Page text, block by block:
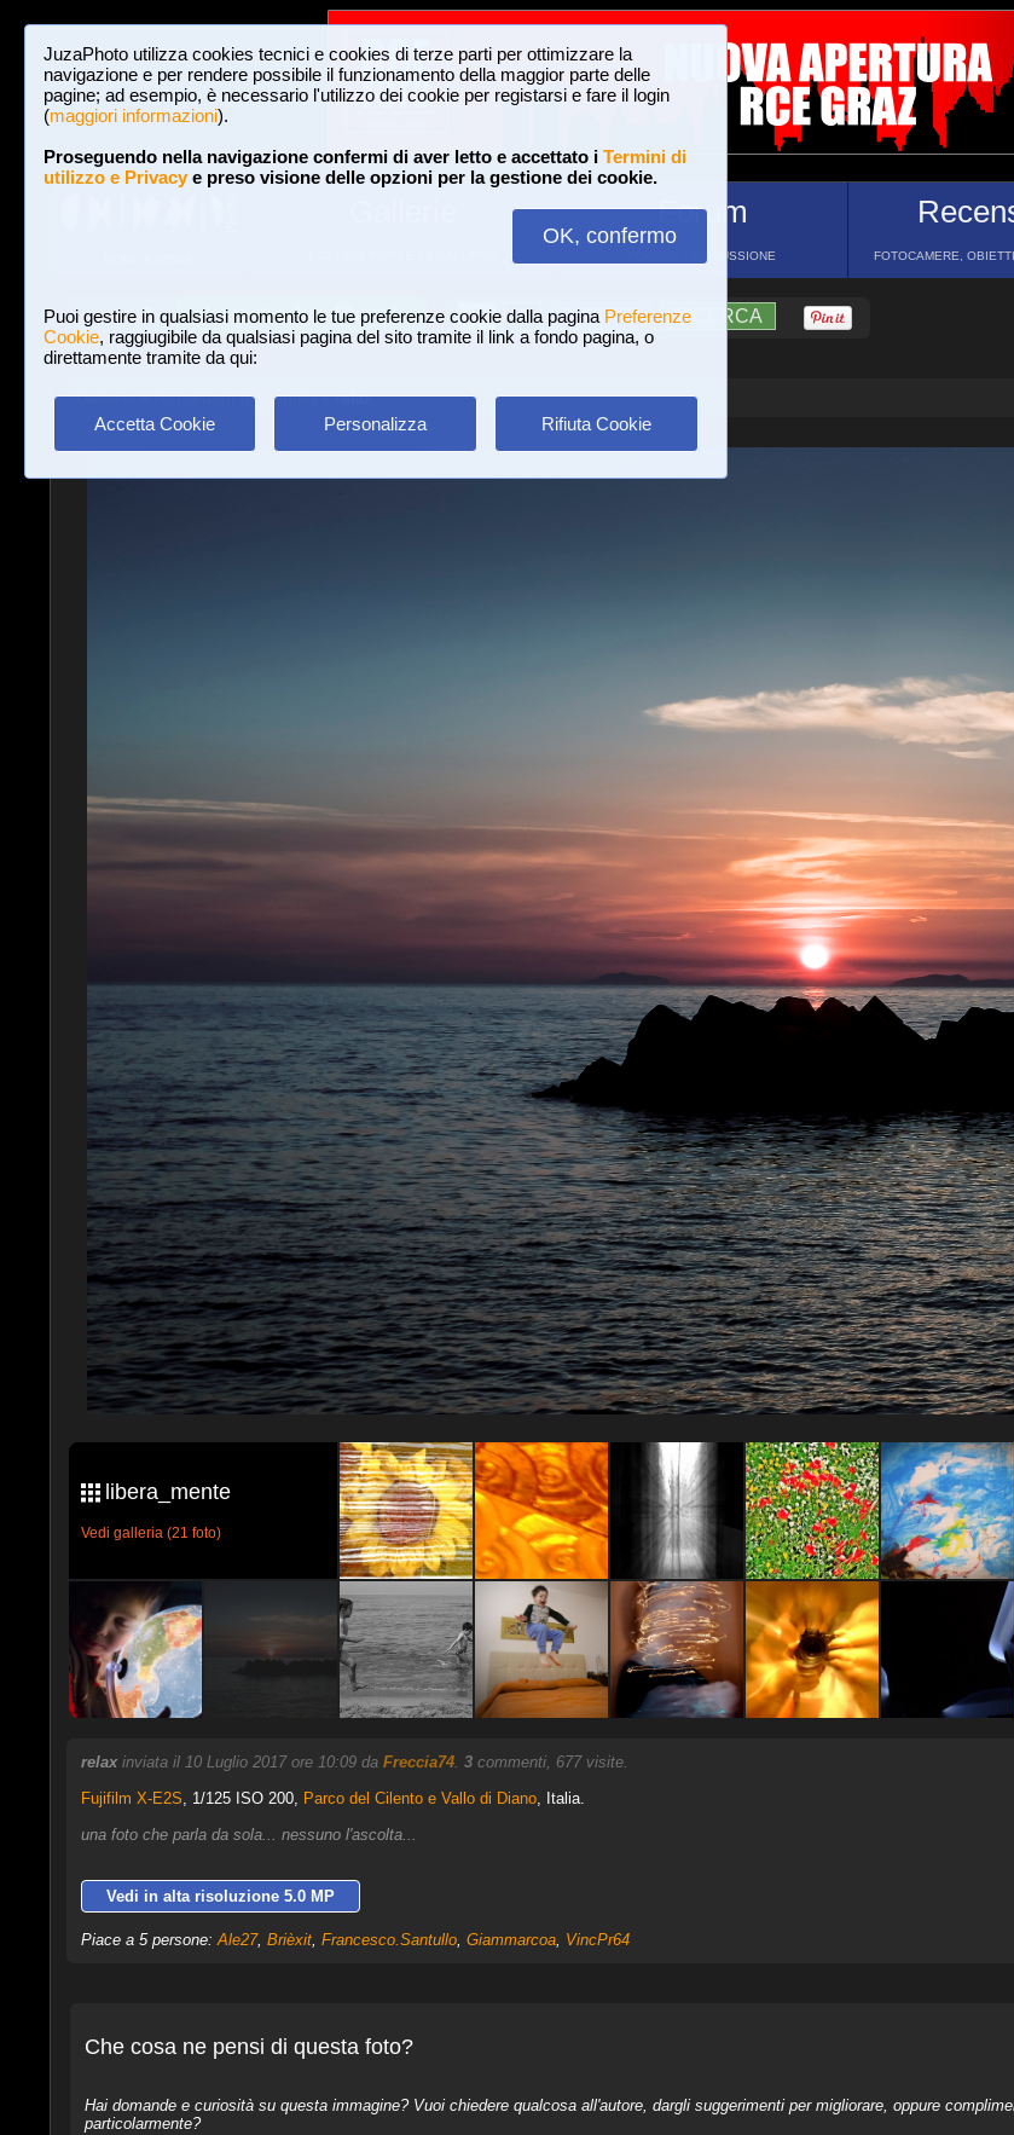
JuzaPhoto utilizza cookies tecnici e cookies di terze parti per ottimizzare la
navigazione e per rendere possibile il funzionamento della maggior parte delle
pagine; ad esempio, è necessario l'utilizzo dei cookie per registarsi e fare il login
(maggiori informazioni).
Proseguendo nella navigazione confermi di aver letto e accettato i Termini di
utilizzo e Privacye preso visione delle opzioni per la gestione dei cookie.
OK, confermo
Puoi gestire in qualsiasi momento le tue preferenze cookie dalla pagina Preferenze
Cookie, raggiugibile da qualsiasi pagina del sito tramite il link a fondo pagina, o
direttamente tramite da qui:
Accetta Cookie Personalizza Rifiuta Cookie
Forum
FORUM DI DISCUSSIONE FOTOCAMERE,
Login Iscriviti a JuzaPhoto! A A ?AIUTO RICERCA
Gallerie»Reportage di Viaggio» relax
libera_mente
Vedi galleria (21 foto)
relax inviata il 10 Luglio 2017 ore 10:09 da Freccia74. 3commenti, 677 visite.
Fujifilm X-E2S
1/125 ISO 200, Parco del Cilento e Vallo di Diano, Italia.
una foto che parla da sola... nessuno l'ascolta...
Vedi in alta risoluzione 5.0 MP
Piace a 5 persone: Ale27, Brièxit, Francesco.Santullo, Giammarcoa, VincPr64
Che cosa ne pensi di questa foto?
Hai domande e curiosità su questa immagine? Vuoi chiedere qualcosa all'autore, dargli suggerimenti per migliorare, oppure
particolarmente?